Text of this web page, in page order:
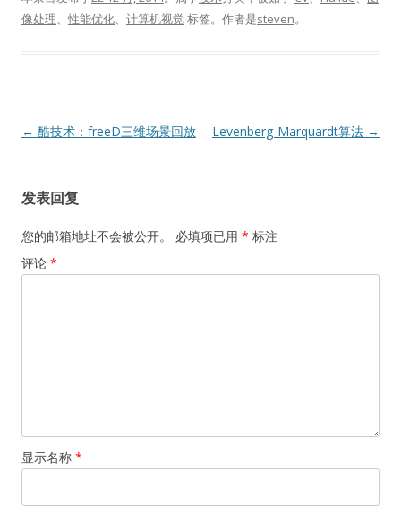
像处理、 性能优化、 计算机视觉标签。 作者是steven。
文
航
← 酷技术：freeD三维场景回放 Levenberg-Marquardt算法 →
发表回复
您的邮箱地址不会被公开。 必填项已用 * 标注
评论 *
显示名称 *